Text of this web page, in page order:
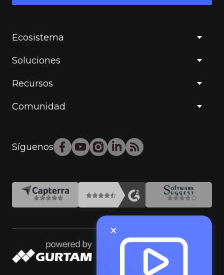
Ecosistema
Soluciones
Recursos
Comunidad
Síguenos